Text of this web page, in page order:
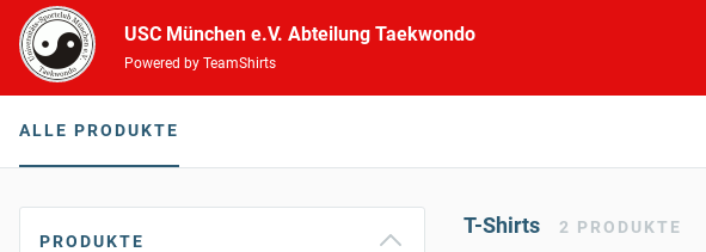
USC München e.V. Abteilung Taekwondo
Powered by TeamShirts
ALLE PRODUKTE
PRODUKTE
T-Shirts 2 PRODUKTE